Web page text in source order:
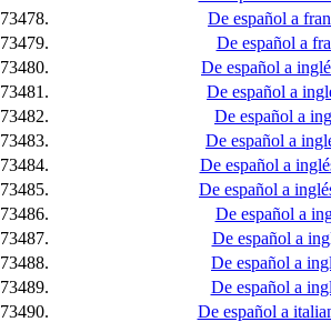
73478.
De español a
73479.
De español a
73480.
De español a
73481.
De español a
73482.
De español a
73483.
De español a
73484.
De español a
73485.
De español a
73486.
De español a
73487.
De español a
73488.
De español a
73489.
De español a
73490.
De español a